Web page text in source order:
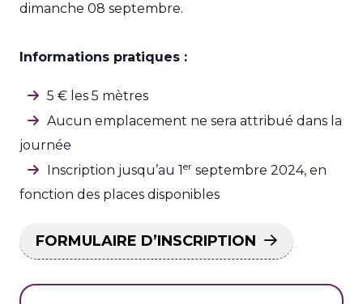
dimanche 08 septembre.
Informations pratiques :
5 € les 5 mètres
Aucun emplacement ne sera attribué dans la
journée
Inscription jusqu’au 1er septembre 2024, en
fonction des places disponibles
FORMULAIRE D’INSCRIPTION